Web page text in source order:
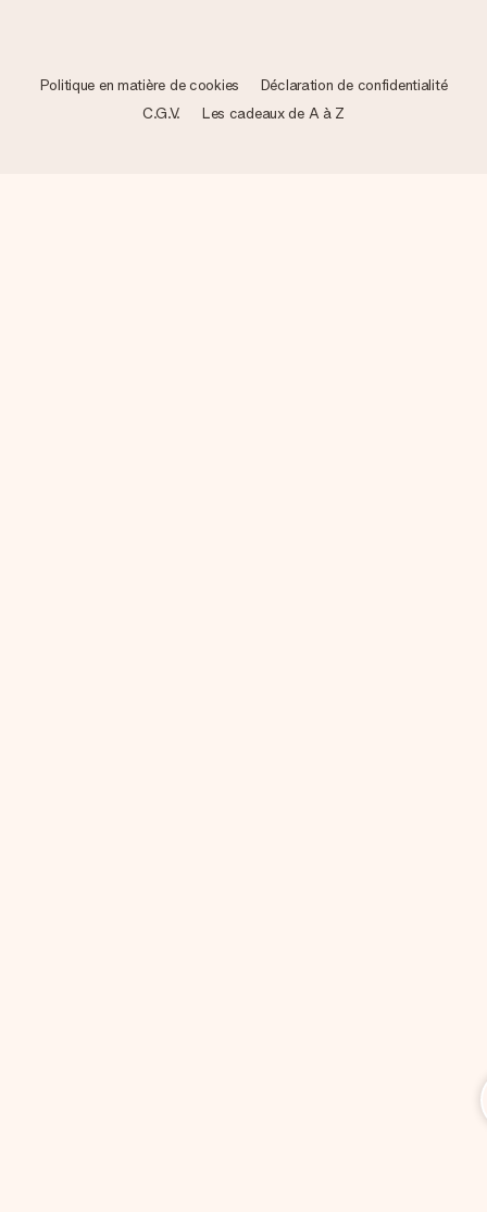
Politique en matière de cookies
Déclaration de confidentialité
C.G.V.
Les cadeaux de A à Z